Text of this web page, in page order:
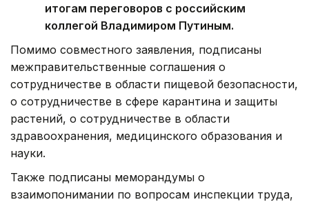
итогам переговоров с российским
коллегой Владимиром Путиным.
Помимо совместного заявления, подписаны
межправительственные соглашения о
сотрудничестве в области пищевой безопасности,
о сотрудничестве в сфере карантина и защиты
растений, о сотрудничестве в области
здравоохранения, медицинского образования и
науки.
Также подписаны меморандумы о
взаимопонимании по вопросам инспекции труда,